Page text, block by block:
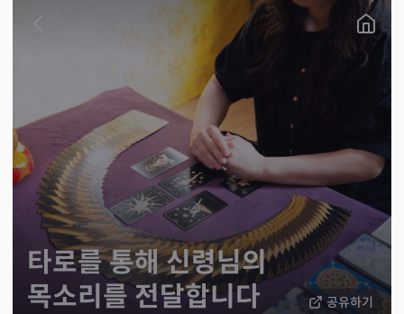
공유하기
타로를 통해 신령님의
목소리를 전달합니다